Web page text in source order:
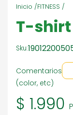
Inicio /FITNESS /
T-shirt
Sku:
Comentarios
(color, etc)
$ 1.990